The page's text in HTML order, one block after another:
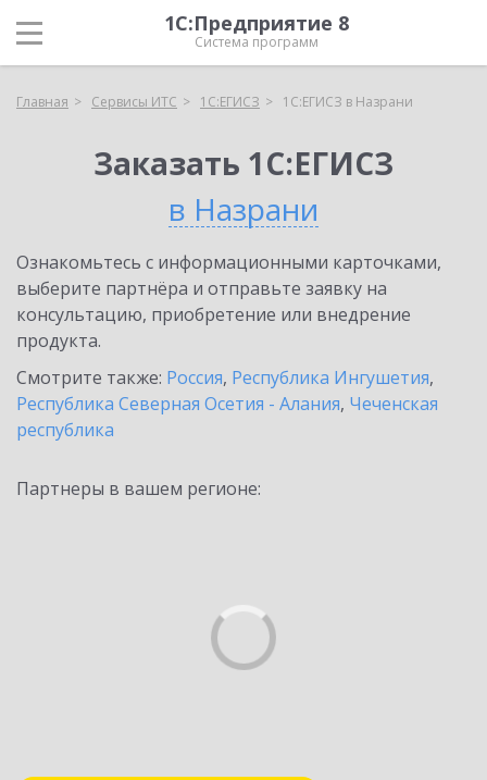
1С:Предприятие 8
Система программ
Главная Сервисы ИТС 1С:ЕГИСЗ 1С:ЕГИСЗ в Назрани
Заказать 1С:ЕГИСЗ
в Назрани
Ознакомьтесь с информационными карточками,
выберите партнёра и отправьте заявку на
консультацию, приобретение или внедрение
продукта.
Смотрите также: Россия, Республика Ингушетия,
Республика Северная Осетия - Алания, Чеченская
республика
Партнеры в вашем регионе: